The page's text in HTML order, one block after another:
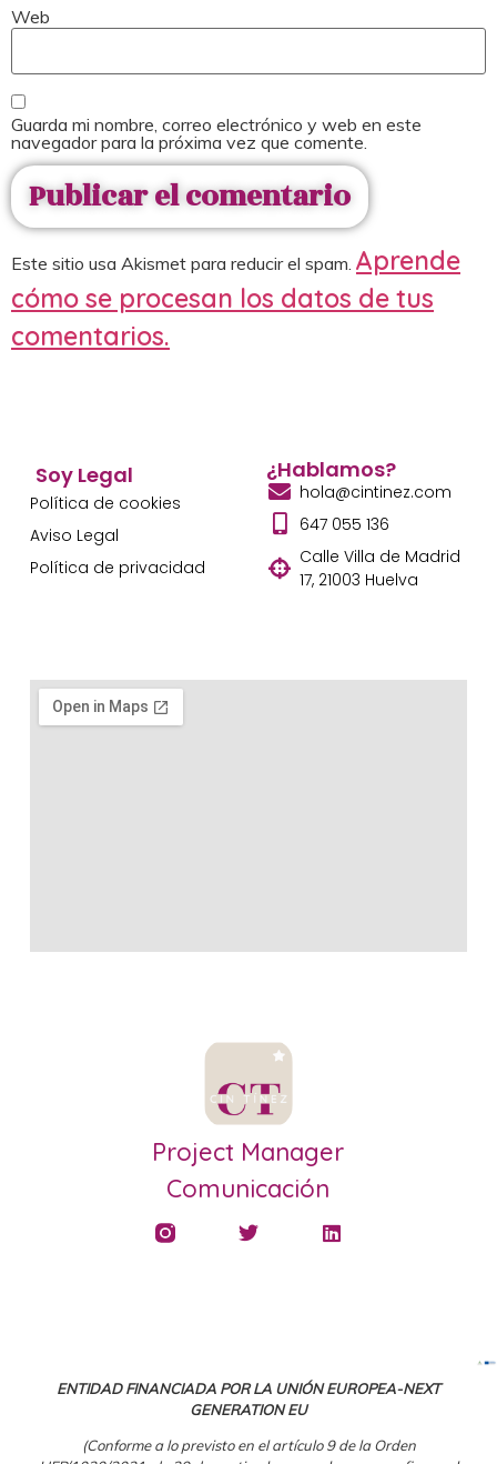
Web
Guarda mi nombre, correo electrónico y web en este
navegador para la próxima vez que comente.
Este sitio usa Akismet para reducir el spam. Aprende
cómo se procesan los datos de tus
comentarios.
Project Manager
Comunicación
Soy Legal
Política de cookies
Aviso Legal
Política de privacidad
¿Hablamos?
hola@cintinez.com
647 055 136
Calle Villa de Madrid
17, 21003 Huelva
ENTIDAD FINANCIADA POR LA UNIÓN EUROPEA-NEXT
GENERATION EU
(Conforme a lo previsto en el artículo 9 de la Orden